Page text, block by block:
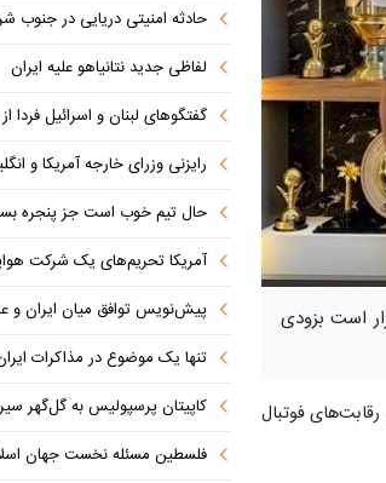
است بزودی
فوتبال
حادثه امنیتی دریایی در جنوب
لفاظی جدید نتانیاهو علیه ایران
گفتگوهای لبنان و اسرائیل فردا از
رایزنی وزرای خارجه آمریکا و
حال تیم خوب است جز پنجره
آمریکا تحریم‌های یک شرکت
پیش‌نویس توافق میان ایران و
تنها یک موضوع در مذاکرات ایران و
کاپیتان پرسپولیس به گل‌گهر
فلسطین مسئله نخست جهان